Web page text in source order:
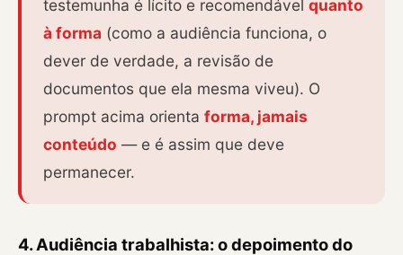
testemunha é lícito e recomendável quanto
à forma (como a audiência funciona, o
dever de verdade, a revisão de
documentos que ela mesma viveu). O
prompt acima orienta forma, jamais
conteúdo — e é assim que deve
permanecer.
4. Audiência trabalhista: o depoimento do